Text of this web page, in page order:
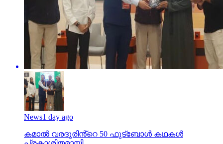
News1 day ago
കമാൽ വരദൂരിൻ്റെ 50 ഫുട്ബോൾ കഥകൾ